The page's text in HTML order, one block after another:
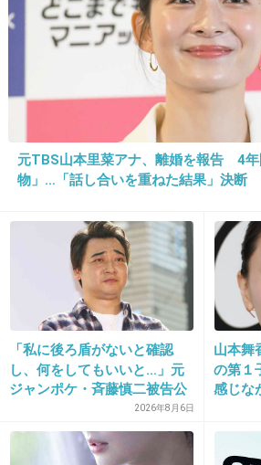
最近、私生活まで持ち込む番
トークでちょっといじるぐら
けど、相手まで出てきて離婚
何考えてるんだろう？
2013/12/04(水) 14:08:29
＞海外と日本での離れた生活
話せなかった
↑海外と日本？旦那は海外で
元TBS山本里菜アナ、離婚を報告 4年
物」…「話し合いを重ねた結果」決断
「私に後ろ盾がないと確認
し、何をしてもいいと…」元
ジャンポケ・斉藤慎二被告公
2026年8月6日
山本舞
の第１
感じな